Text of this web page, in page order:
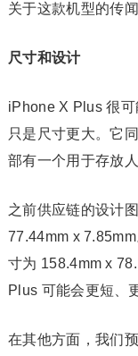
关于这款机型的传
尺寸和设计
iPhone X Plus 很可
只是尺寸更大。它
部有一个用于存放
之前供应链的设计
77.44mm x
寸为 158.4mm x
Plus 可能会更短、
在其他方面，我们